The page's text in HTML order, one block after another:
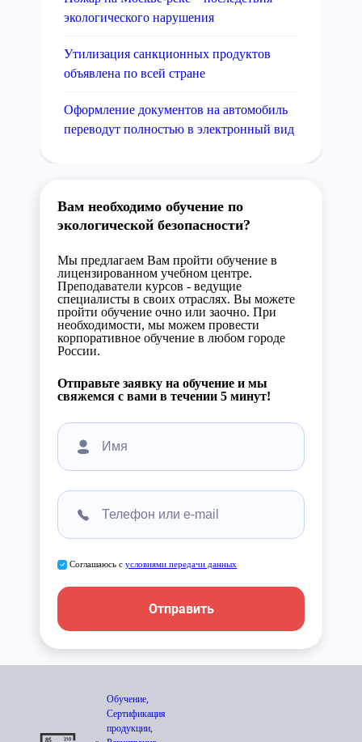
экологического нарушения
Утилизация санкционных продуктов
объявлена по всей стране
Оформление документов на автомобиль
переводут полностью в электронный вид
Вам необходимо обучение по
экологической безопасности?
Мы предлагаем Вам пройти обучение в
лицензированном учебном центре.
Преподаватели курсов - ведущие
специалисты в своих отраслях. Вы можете
пройти обучение очно или заочно. При
необходимости, мы можем провести
корпоративное обучение в любом городе
России.
Отправьте заявку на обучение и мы
свяжемся с вами в течении 5 минут!
Соглашаюсь с условиями передачи данных
Отправить
Обучение,
Сертификация
продукции,